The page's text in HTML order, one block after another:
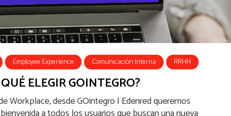
Employee Experience Comunicación Interna RRHH
ELEGIR GOINTEGRO?
Workplace, desde GOintegro | Edenred queremos